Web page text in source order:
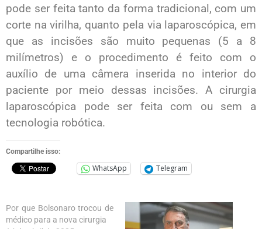
pode ser feita tanto da forma tradicional, com um
corte na virilha, quanto pela via laparoscópica, em
que as incisões são muito pequenas (5 a 8
milímetros) e o procedimento é feito com o
auxílio de uma câmera inserida no interior do
paciente por meio dessas incisões. A cirurgia
laparoscópica pode ser feita com ou sem a
tecnologia robótica.
Compartilhe isso:
WhatsApp Telegram
Por que Bolsonaro trocou de
médico para a nova cirurgia